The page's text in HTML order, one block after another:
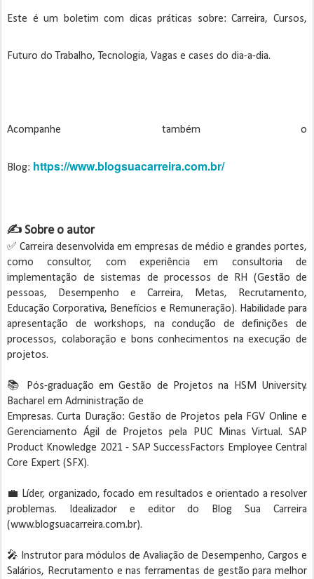
Este é um boletim com dicas práticas sobre: Carreira, Cursos,
Futuro do Trabalho, Tecnologia, Vagas e cases do dia-a-dia.
Acompanhe também o
Blog: https://www.blogsuacarreira.com.br/
✍️ Sobre o autor
✅ Carreira desenvolvida em empresas de médio e grandes portes,
como consultor, com experiência em consultoria de
implementação de sistemas de processos de RH (Gestão de
pessoas, Desempenho e Carreira, Metas, Recrutamento,
Educação Corporativa, Benefícios e Remuneração). Habilidade para
apresentação de workshops, na condução de definições de
processos, colaboração e bons conhecimentos na execução de
projetos.
📚 Pós-graduação em Gestão de Projetos na HSM University.
Bacharel em Administração de
Empresas. Curta Duração: Gestão de Projetos pela FGV Online e
Gerenciamento Ágil de Projetos pela PUC Minas Virtual. SAP
Product Knowledge 2021 - SAP SuccessFactors Employee Central
Core Expert (SFX).
💼 Líder, organizado, focado em resultados e orientado a resolver
problemas. Idealizador e editor do Blog Sua Carreira
(www.blogsuacarreira.com.br).
🎤 Instrutor para módulos de Avaliação de Desempenho, Cargos e
Salários, Recrutamento e nas ferramentas de gestão para melhor